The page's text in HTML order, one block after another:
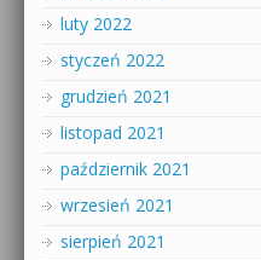
luty 2022
styczeń 2022
grudzień 2021
listopad 2021
październik 2021
wrzesień 2021
sierpień 2021